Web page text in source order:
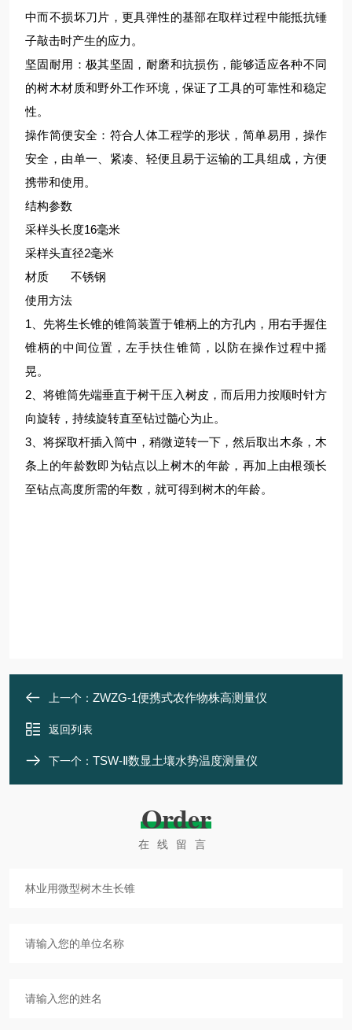
中而不损坏刀片，更具弹性的基部在取样过程中能抵抗锤
子敲击时产生的应力。
坚固耐用：极其坚固，耐磨和抗损伤，能够适应各种不同
的树木材质和野外工作环境，保证了工具的可靠性和稳定
性。
操作简便安全：符合人体工程学的形状，简单易用，操作
安全，由单一、紧凑、轻便且易于运输的工具组成，方便
携带和使用。
结构参数
采样头长度16毫米
采样头直径2毫米
材质 不锈钢
使用方法
1、先将生长锥的锥筒装置于锥柄上的方孔内，用右手握住
锥柄的中间位置，左手扶住锥筒，以防在操作过程中摇
晃。
2、将锥筒先端垂直于树干压入树皮，而后用力按顺时针方
向旋转，持续旋转直至钻过髓心为止。
3、将探取杆插入筒中，稍微逆转一下，然后取出木条，木
条上的年龄数即为钻点以上树木的年龄，再加上由根颈长
至钻点高度所需的年数，就可得到树木的年龄。
上一个： ZWZG-1便携式农作物株高测量仪
返回列表
下一个： TSW-Ⅱ数显土壤水势温度测量仪
Order
在线留言